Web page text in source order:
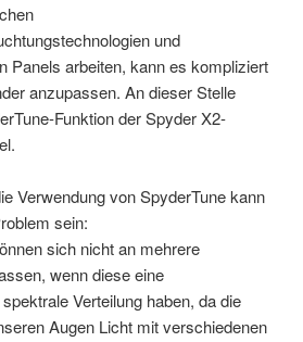
und
Panels arbeiten, kann es kompliziert
anzupassen. An dieser Stelle
Funktion der Spyder X2-
Verwendung von SpyderTune kann
sein:
sich nicht an mehrere
wenn diese eine
Verteilung haben, da die
Augen Licht mit verschiedenen